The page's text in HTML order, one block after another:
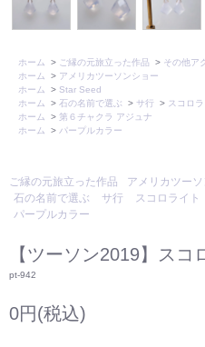
ホーム > ご縁の元旅立った作品 > その他ア
ホーム
> アメリカツーソンショー
ホーム
> Star Seed
ホーム
> 石の名前で選ぶ > サ行 > スコロラ
ホーム
> 第６チャクラ アジュナ
ホーム
> パープルカラー
ご縁の元旅立った作品 アメリカツー
石の名前で選ぶ
サ行 スコロライト
パープルカラー
【ツーソン2019】スコ
pt-942
0円(税込)